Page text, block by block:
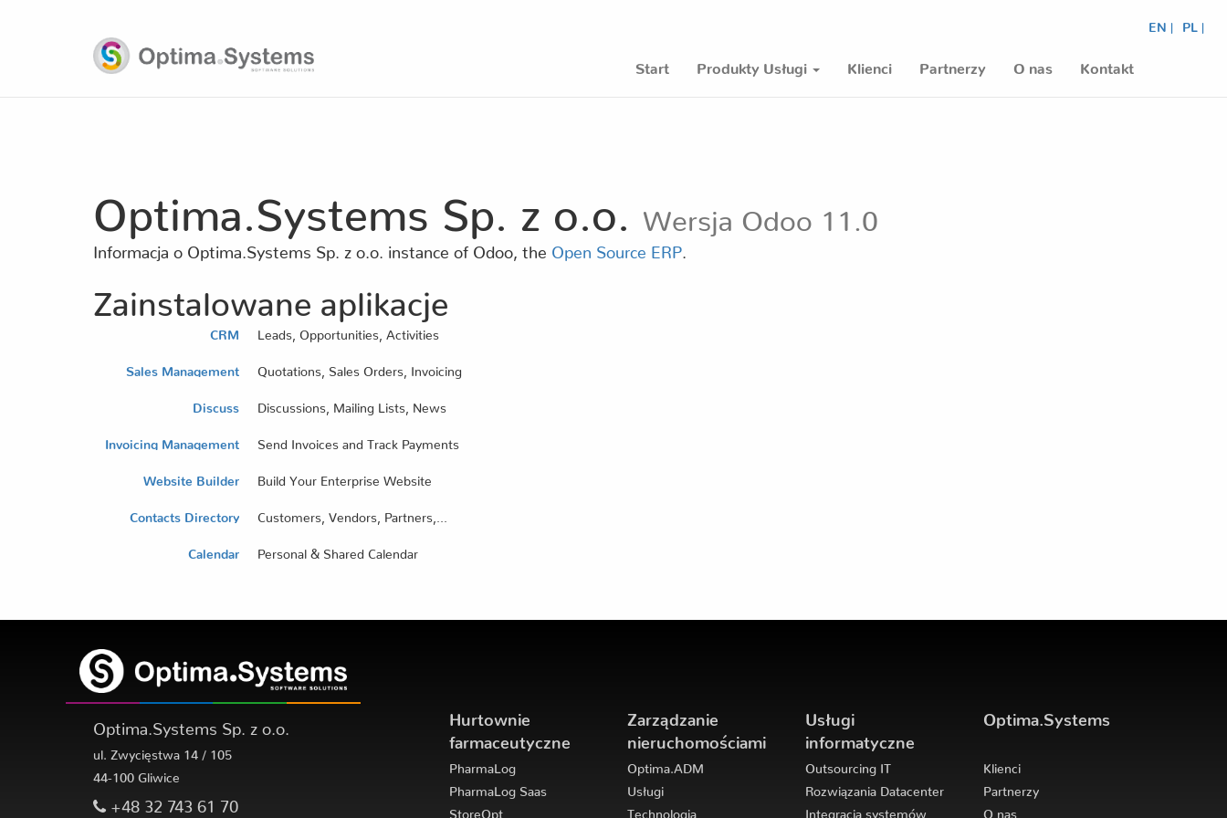
EN | PL |
Start Produkty Usługi Klienci Partnerzy O nas Kontakt
Optima.Systems Sp. z o.o. Wersja Odoo 11.0
Informacja o Optima.Systems Sp. z o.o. instance of Odoo, the Open Source ERP
Zainstalowane aplikacje
CRM Leads, Opportunities, Activities
Sales Management Quotations, Sales Orders, Invoicing
Discuss Discussions, Mailing Lists, News
Invoicing Management Send Invoices and Track Payments
Website Builder Build Your Enterprise Website
Contacts Directory Customers, Vendors, Partners,...
Calendar Personal & Shared Calendar
Optima.Systems Sp. z o.o.
ul. Zwycięstwa 14 / 105
44-100 Gliwice
+48 32 743 61 70
Hurtownie
farmaceutyczne
PharmaLog
PharmaLog Saas
StoreOpt
Zarządzanie
nieruchomościami
Optima.ADM
Usługi
Technologia
Usługi
informatyczne
Outsourcing IT
Rozwiązania Datacenter
Integracja systemów
Optima.Systems
Klienci
Partnerzy
O nas